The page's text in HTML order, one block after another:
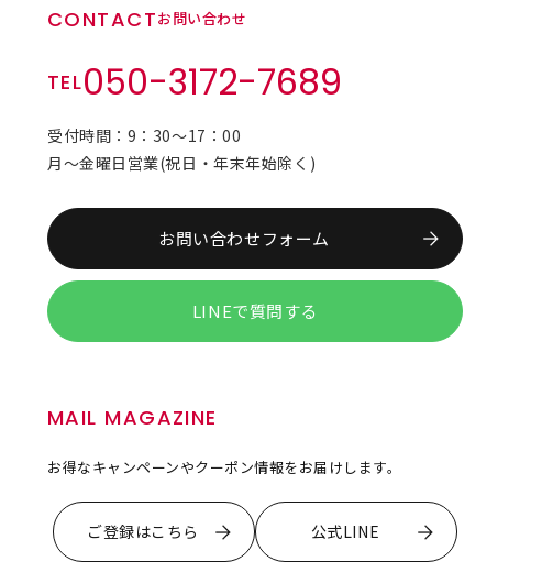
CONTACTお問い合わせ
TEL050-3172-7689
受付時間：9：30～17：00
月～金曜日営業(祝日・年末年始除く)
お問い合わせフォーム
LINEで質問する
MAIL MAGAZINE
お得なキャンペーンやクーポン情報をお届けします。
ご登録はこちら 公式LINE